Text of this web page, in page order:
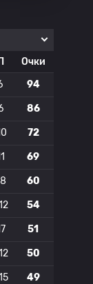
Очки
94
86
72
69
60
54
51
50
49